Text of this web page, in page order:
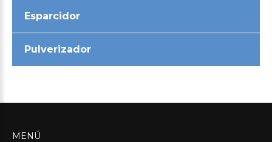
Esparcidor
Pulverizador
MENÚ